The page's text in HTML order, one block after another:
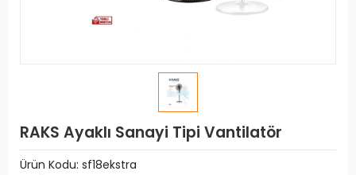
RAKS Ayaklı Sanayi Tipi Vantilatör
Ürün Kodu: sf18ekstra